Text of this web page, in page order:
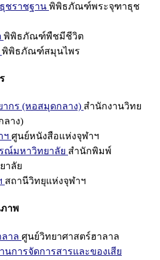
ชราชฐาน พิพิธภัณฑ์พระจุฑาธุช
พิพิธภัณฑ์พืชมีชีวิต
พิพิธภัณฑ์สมุนไพร
กร (หอสมุดกลาง) สำนักงานวิทย
ลาง)
ฯ ศูนย์หนังสือแห่งจุฬาฯ
ณ์มหาวิทยาลัย สำนักพิมพ์
าลัย
สถานีวิทยุแห่งจุฬาฯ
าพ
าล ศูนย์วิทยาศาสตร์ฮาลาล
นการจัดการสารและของเสีย